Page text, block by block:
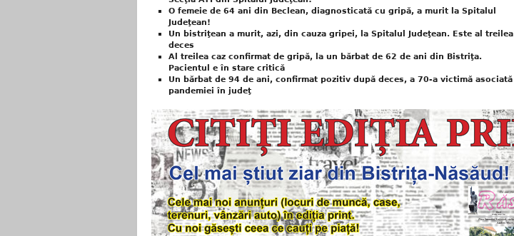
O femeie de 64 ani din Beclean, diagnosticată cu gripă, a murit la Spitalul
Judeţean!
Un bistriţean a murit, azi, din cauza gripei, la Spitalul Judeţean. Este al treilea
deces
Al treilea caz confirmat de gripă, la un bărbat de 62 de ani din Bistriţa.
Pacientul e în stare critică
Un bărbat de 94 de ani, confirmat pozitiv după deces, a 70-a victimă asociată
pandemiei în judeţ